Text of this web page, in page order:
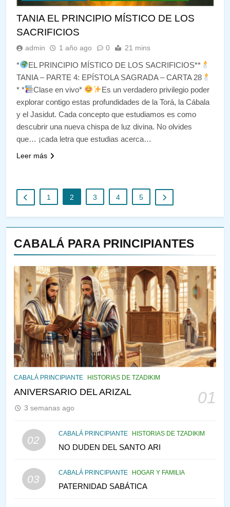
CABALÁ PARA PRINCIPIANTES
CABALÁ PRINCIPIANTE HISTORIAS DE TZADIKIM
ANIVERSARIO DEL ARIZAL 01
3 semanas ago
02
CABALÁ PRINCIPIANTE HISTORIAS DE TZADIKIM
NO DUDEN DEL SANTO ARI
03
CABALÁ PRINCIPIANTE HOGAR Y FAMILIA
PATERNIDAD SABÁTICA
143
¿QUIÉN ES SABIO? EL QUE
VE LO QUE VA A NACER
PENSAMIENTO JUDÍO PIRKEI AVOT
144
CABALÁ Y JASIDUT: EL
CONSEJO DE LOS PADRES
145
TEMPLO Y LA ALEGRÍA EN
TANIA EL PRINCIPIO MÍSTICO DE LOS
SACRIFICIOS
admin 1 año ago 0 21 mins
*
EL PRINCIPIO MÍSTICO DE LOS SACRIFICIOS**
TANIA – PARTE 4: EPÍSTOLA SAGRADA – CARTA 28
* *
Clase en vivo*
Es un verdadero privilegio poder
explorar contigo estas profundidades de la Torá, la Cábala
y el Jasidut. Cada concepto que estudiamos es como
descubrir una nueva chispa de luz divina. No olvides
que… ¡cada letra que estudias acerca…
Leer más
1 2 3 4 5